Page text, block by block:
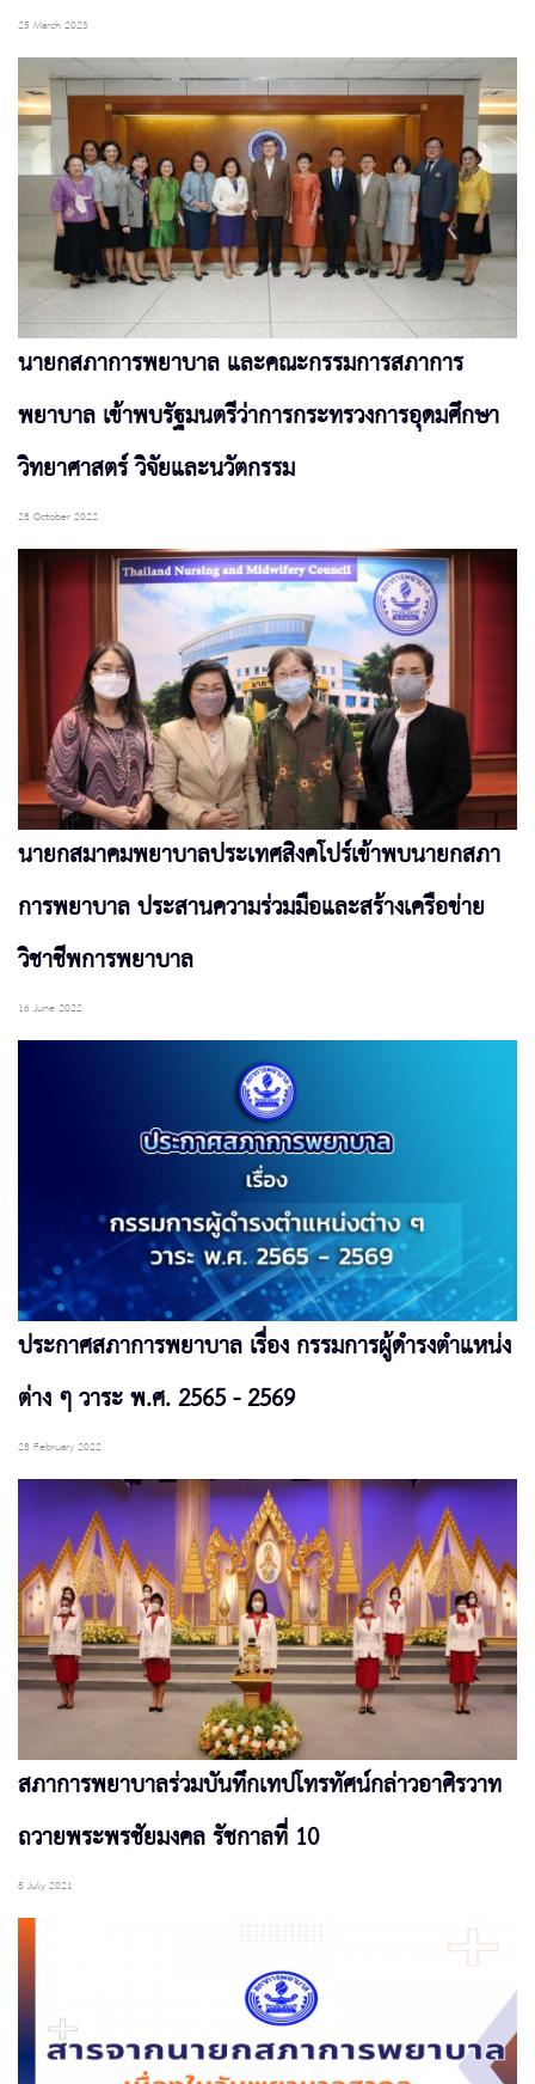
25 March 2023
นายกสภาการพยาบาล และคณะกรรมการสภาการ
พยาบาล เข้าพบรัฐมนตรีว่าการกระทรวงการอุดมศึกษา
วิทยาศาสตร์ วิจัยและนวัตกรรม
28 October 2022
นายกสมาคมพยาบาลประเทศสิงคโปร์เข้าพบนายกสภา
การพยาบาล ประสานความร่วมมือและสร้างเครือข่าย
วิชาชีพการพยาบาล
16 June 2022
ประกาศสภาการพยาบาล เรื่อง กรรมการผู้ดำรงตำแหน่ง
ต่าง ๆ วาระ พ.ศ. 2565 - 2569
28 February 2022
สภาการพยาบาลร่วมบันทึกเทปโทรทัศน์กล่าวอาศิรวาท
ถวายพระพรชัยมงคล รัชกาลที่ 10
8 July 2021